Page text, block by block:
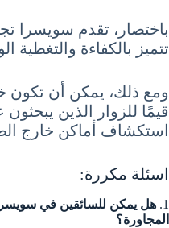
باختصار، تقدم سويسرا
تتميز بالكفاءة والتغطية
ومع ذلك، يمكن أن تكون
قيمًا للزوار الذين
استكشاف أماكن خارج
اسئلة مكررة:
1. هل يمكن للسائقين في
المجاورة؟